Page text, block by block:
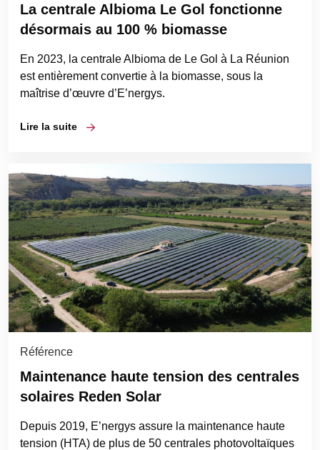
La centrale Albioma Le Gol fonctionne
désormais au 100 % biomasse
En 2023, la centrale Albioma de Le Gol à La Réunion
est entièrement convertie à la biomasse, sous la
maîtrise d’œuvre d’E’nergys.
Lire la suite
Référence
Maintenance haute tension des centrales
solaires Reden Solar
Depuis 2019, E’nergys assure la maintenance haute
tension (HTA) de plus de 50 centrales photovoltaïques